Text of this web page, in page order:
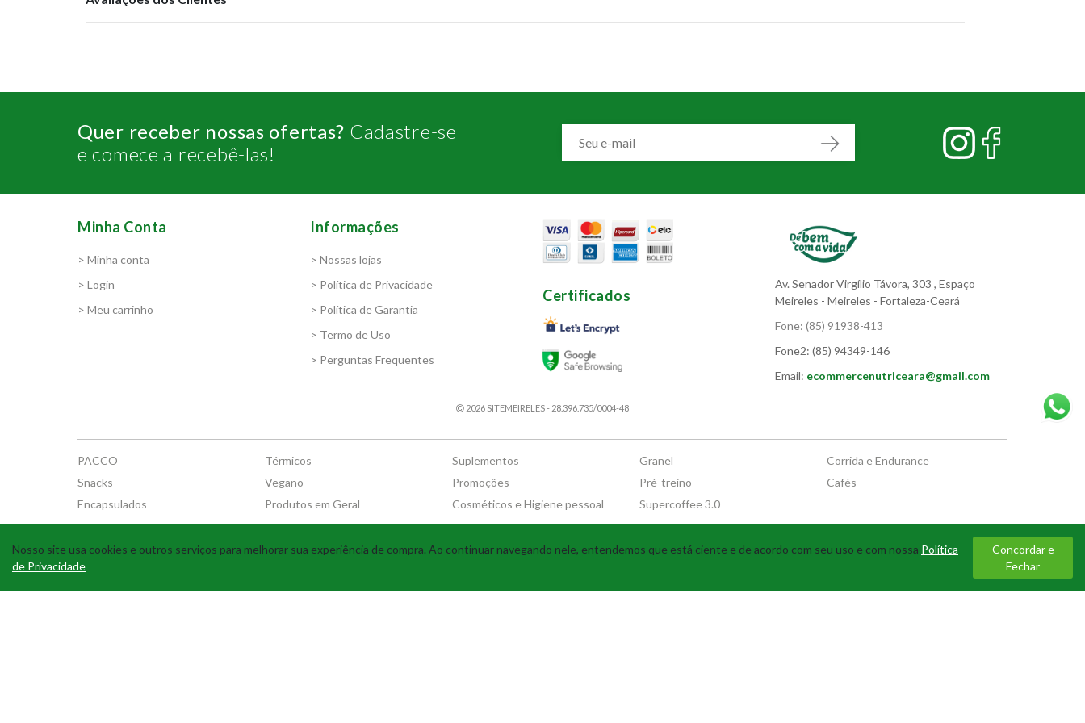
Nosso site usa cookies e outros serviços para melhorar sua experiência de compra. Ao continuar navegando nele, entendemos que está ciente e de acordo com seu uso e com nossa Política
de Privacidade
Concordar e
Fechar
Quer receber nossas ofertas? Cadastre-se
e comece a recebê-las!
Minha Conta
> Minha conta
> Login
> Meu carrinho
Informações
> Nossas lojas
> Política de Privacidade
> Política de Garantia
> Termo de Uso
> Perguntas Frequentes
Certificados
Av. Senador Virgílio Távora, 303 , Espaço
Meireles - Meireles - Fortaleza-Ceará
Fone: (85) 91938-413
Fone2: (85) 94349-146
Email: ecommercenutriceara@gmail.com
2026 SITEMEIRELES - 28.396.735/0004-48
PACCO Térmicos Suplementos Granel
Corrida e Endurance
Snacks
Vegano Promoções Pré-treino
Cafés
Encapsulados
Produtos em Geral Cosméticos e Higiene pessoal Supercoffee 3.0